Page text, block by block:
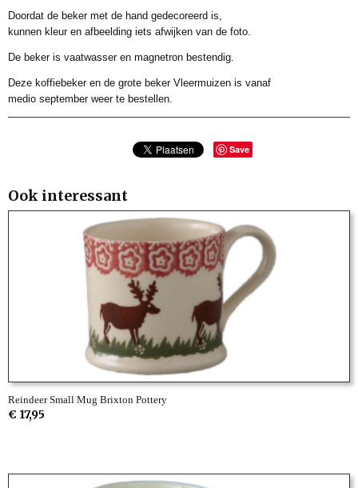
0 x 0 x 7 cm
Doordat de beker met de hand gedecoreerd is,
kunnen kleur en afbeelding iets afwijken van de foto.
De beker is vaatwasser en magnetron bestendig.
Deze koffiebeker en de grote beker Vleermuizen is vanaf
medio september weer te bestellen.
Save
Ook interessant
Reindeer Small Mug Brixton Pottery
€ 17,95